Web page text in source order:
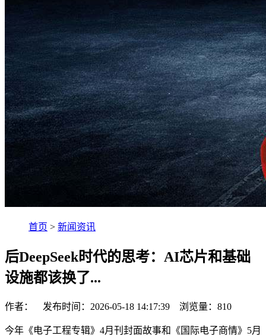
首页 > 新闻资讯
后DeepSeek时代的思考：AI芯片和基础
设施都该换了...
作者： 发布时间：2026-05-18 14:17:39 浏览量： 810
今年《电子工程专辑》4月刊封面故事和《国际电子商情》5月